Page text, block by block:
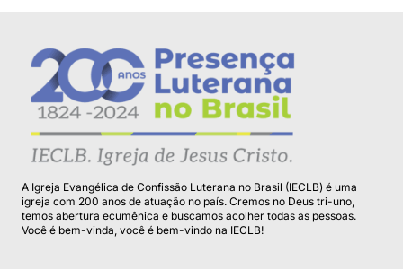
A Igreja Evangélica de Confissão Luterana no Brasil (IECLB) é uma
igreja com 200 anos de atuação no país. Cremos no Deus tri-uno,
temos abertura ecumênica e buscamos acolher todas as pessoas.
Você é bem-vinda, você é bem-vindo na IECLB!